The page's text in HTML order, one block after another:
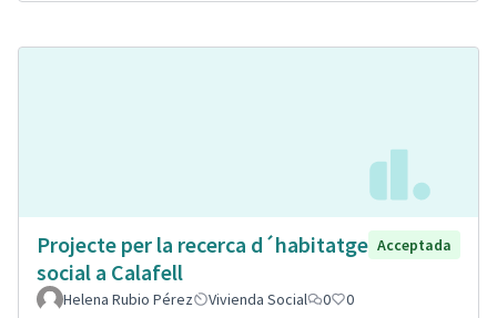
Projecte per la recerca d´habitatge
social a Calafell
Acceptada
Helena Rubio Pérez Vivienda Social 0 0